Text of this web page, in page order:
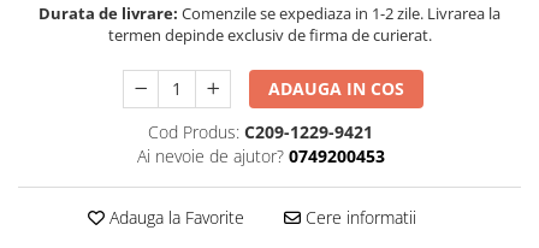
Durata de livrare: Comenzile se expediaza in 1-2 zile. Livrarea la
termen depinde exclusiv de firma de curierat.
ADAUGA IN COS
Cod Produs: C209-1229-9421
Ai nevoie de ajutor? 0749200453
Adauga la Favorite Cere informatii